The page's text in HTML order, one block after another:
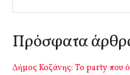
Πρόσφατα
Δήμος Κοζάνης: Το party που